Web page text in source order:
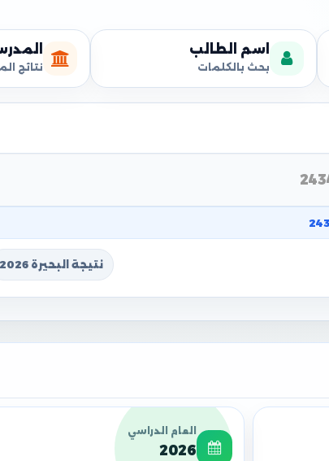
اسم الطالب
بحث بالكلمات نتائج
نتيجة البحيرة 2026
العام الدراسي
2026